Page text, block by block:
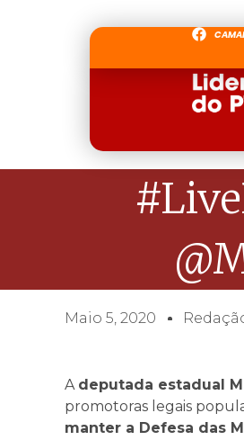
Maio 5, 2020
A deputada estadual
promotoras legais
manter a Defesa das